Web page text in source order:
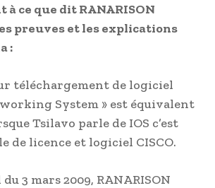
ce que dit RANARISON
preuves et les explications
:
téléchargement de logiciel
System » est équivalent
Tsilavo parle de IOS c’est
de licence et logiciel CISCO.
3 mars 2009, RANARISON